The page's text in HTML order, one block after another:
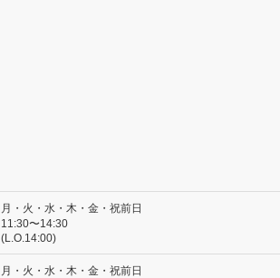
月・火・水・木・金・祝前日
11:30〜14:30
(L.O.14:00)
月・火・水・木・金・祝前日